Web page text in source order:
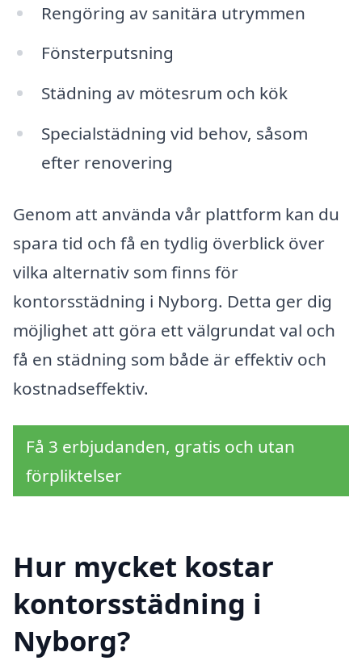
Rengöring av sanitära utrymmen
Fönsterputsning
Städning av mötesrum och kök
Specialstädning vid behov, såsom
efter renovering
Genom att använda vår plattform kan du
spara tid och få en tydlig överblick över
vilka alternativ som finns för
kontorsstädning i Nyborg. Detta ger dig
möjlighet att göra ett välgrundat val och
få en städning som både är effektiv och
kostnadseffektiv.
Få 3 erbjudanden, gratis och utan
förpliktelser
Hur mycket kostar
kontorsstädning i
Nyborg?